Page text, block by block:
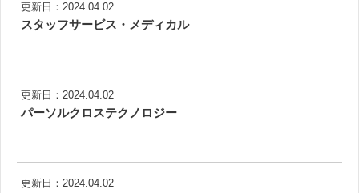
更新日：2024.04.02
スタッフサービス・メディカル
更新日：2024.04.02
パーソルクロステクノロジー
更新日：2024.04.02